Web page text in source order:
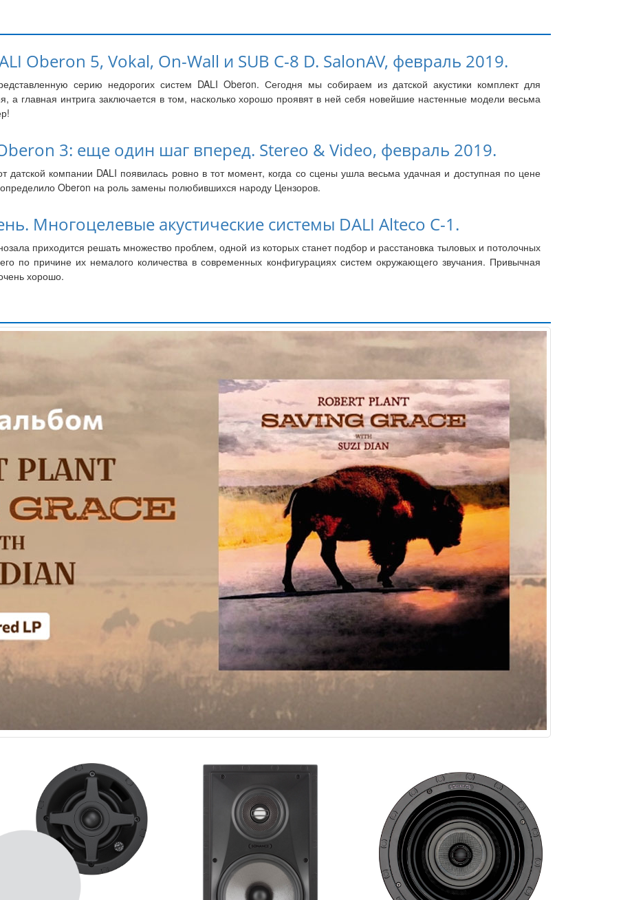
Oberon 5, Vokal, On-Wall и SUB C-8 D. SalonAV, февраль 2019.
серию недорогих систем DALI Oberon. Сегодня мы собираем из датской акустики комплект для
а главная интрига заключается в том, насколько хорошо проявят в ней себя новейшие настенные модели весьма
Oberon 3: еще один шаг вперед. Stereo & Video, февраль 2019.
датской компании DALI появилась ровно в тот момент, когда со сцены ушла весьма удачная и доступная по цене
Oberon на роль замены полюбившихся народу Цензоров.
Многоцелевые акустические системы DALI Alteco C-1.
приходится решать множество проблем, одной из которых станет подбор и расстановка тыловых и потолочных
по причине их немалого количества в современных конфигурациях систем окружающего звучания. Привычная
хорошо.